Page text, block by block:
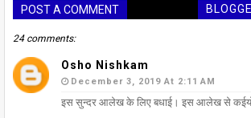
POST A COMMENT
24 comments:
Osho Nishkam
December 3, 2019 At 2:11 AM
इस सुन्दर आलेख के लिए बधाई। इस आलेख से कईयों